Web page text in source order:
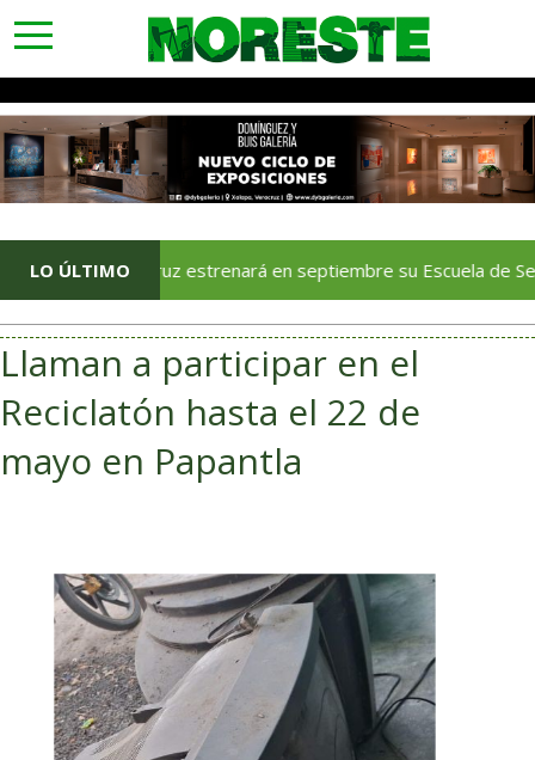
toggle
navigation
LO ÚLTIMO
Veracruz estrenará en septiembre su Escuela de Servicios
Llaman a participar en el
Reciclatón hasta el 22 de
mayo en Papantla